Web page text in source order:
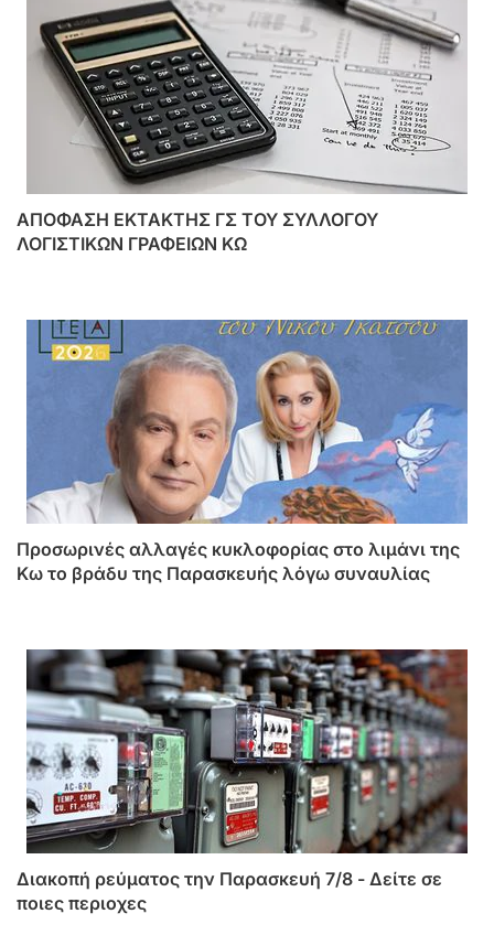
ΑΠΟΦΑΣΗ ΕΚΤΑΚΤΗΣ ΓΣ ΤΟΥ ΣΥΛΛΟΓΟΥ
ΛΟΓΙΣΤΙΚΩΝ ΓΡΑΦΕΙΩΝ ΚΩ
Προσωρινές αλλαγές κυκλοφορίας στο λιμάνι της
Κω το βράδυ της Παρασκευής λόγω συναυλίας
Διακοπή ρεύματος την Παρασκευή 7/8 - Δείτε σε
ποιες περιοχες